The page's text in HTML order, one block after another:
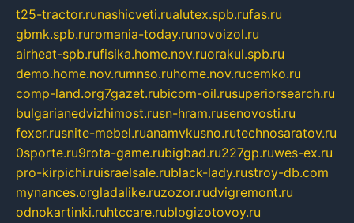
t25-tractor.runashicveti.rualutex.spb.rufas.ru
gbmk.spb.ruromania-today.runovoizol.ru
airheat-spb.rufisika.home.nov.ruorakul.spb.ru
demo.home.nov.rumnso.ruhome.nov.rucemko.ru
comp-land.org7gazet.rubicom-oil.rusuperiorsearch.ru
bulgarianedvizhimost.rusn-hram.rusenovosti.ru
fexer.rusnite-mebel.ruanamvkusno.rutechnosaratov.ru
0sporte.ru9rota-game.rubigbad.ru227gp.ruwes-ex.ru
pro-kirpichi.ruisraelsale.rublack-lady.rustroy-db.com
mynances.orgladalike.ruzozor.rudvigremont.ru
odnokartinki.ruhtccare.rublogizotovoy.ru